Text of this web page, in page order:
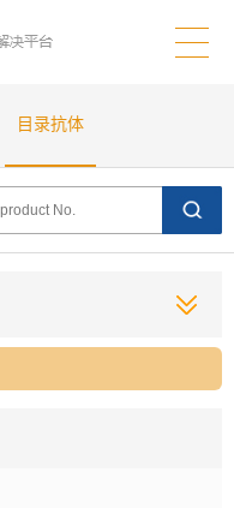
目录抗体